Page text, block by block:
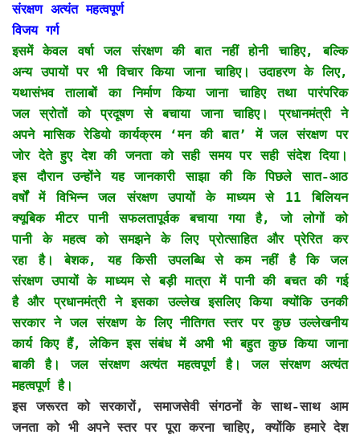
संरक्षण अत्यंत महत्वपूर्ण
विजय गर्ग
इसमें केवल वर्षा जल संरक्षण की बात नहीं होनी चाहिए, बल्कि
अन्य उपायों पर भी विचार किया जाना चाहिए। उदाहरण के लिए,
यथासंभव तालाबों का निर्माण किया जाना चाहिए तथा पारंपरिक
जल स्रोतों को प्रदूषण से बचाया जाना चाहिए। प्रधानमंत्री ने
अपने मासिक रेडियो कार्यक्रम ‘मन की बात’ में जल संरक्षण पर
जोर देते हुए देश की जनता को सही समय पर सही संदेश दिया।
इस दौरान उन्होंने यह जानकारी साझा की कि पिछले सात-आठ
वर्षों में विभिन्न जल संरक्षण उपायों के माध्यम से 11 बिलियन
क्यूबिक मीटर पानी सफलतापूर्वक बचाया गया है, जो लोगों को
पानी के महत्व को समझने के लिए प्रोत्साहित और प्रेरित कर
रहा है। बेशक, यह किसी उपलब्धि से कम नहीं है कि जल
संरक्षण उपायों के माध्यम से बड़ी मात्रा में पानी की बचत की गई
है और प्रधानमंत्री ने इसका उल्लेख इसलिए किया क्योंकि उनकी
सरकार ने जल संरक्षण के लिए नीतिगत स्तर पर कुछ उल्लेखनीय
कार्य किए हैं, लेकिन इस संबंध में अभी भी बहुत कुछ किया जाना
बाकी है। जल संरक्षण अत्यंत महत्वपूर्ण है। जल संरक्षण अत्यंत
महत्वपूर्ण है।
इस जरूरत को सरकारों, समाजसेवी संगठनों के साथ-साथ आम
जनता को भी अपने स्तर पर पूरा करना चाहिए, क्योंकि हमारे देश